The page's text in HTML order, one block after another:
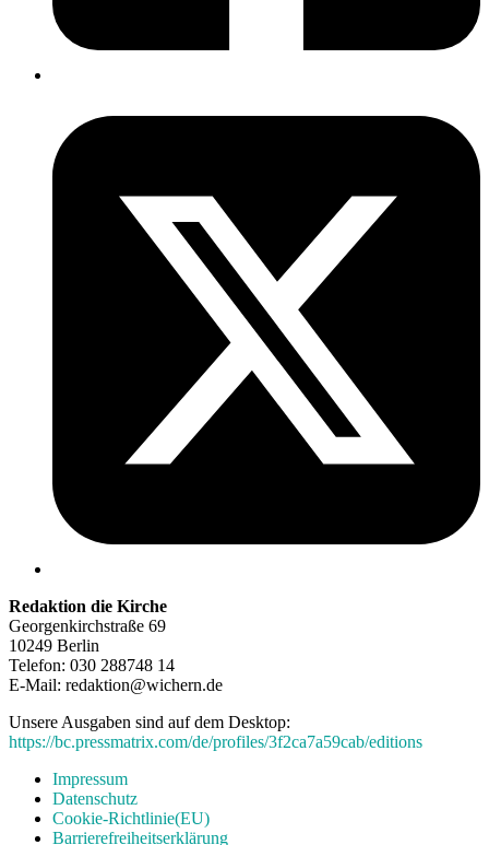
Redaktion die Kirche
Georgenkirchstraße 69
10249 Berlin
Telefon: 030 288748 14
E-Mail: redaktion@wichern.de
Unsere Ausgaben sind auf dem Desktop:
https://bc.pressmatrix.com/de/profiles/3f2ca7a59cab/editions
Impressum
Datenschutz
Cookie-Richtlinie(EU)
Barrierefreiheitserklärung